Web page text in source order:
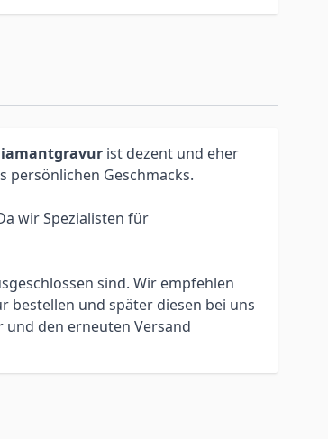
ist dezent und eher
persönlichen Geschmacks.
wir Spezialisten für
sind. Wir empfehlen
bestellen und später diesen bei uns
und den erneuten Versand